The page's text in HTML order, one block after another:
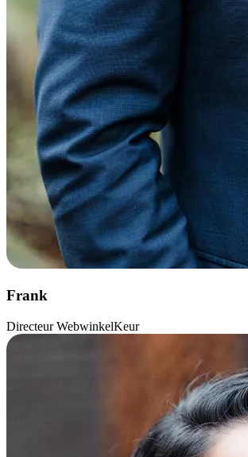
Frank
Directeur WebwinkelKeur